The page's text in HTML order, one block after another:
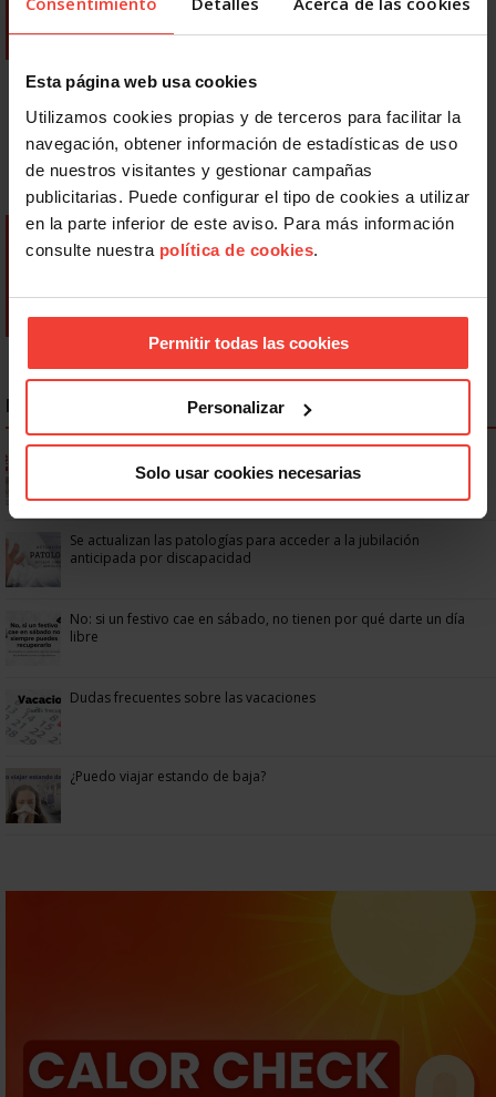
Esta página web usa cookies
Utilizamos cookies propias y de terceros para facilitar la
navegación, obtener información de estadísticas de uso
de nuestros visitantes y gestionar campañas
publicitarias. Puede configurar el tipo de cookies a utilizar
en la parte inferior de este aviso. Para más información
consulte nuestra política de cookies.
Permitir todas las cookies
Personalizar
Solo usar cookies necesarias
NOTICIAS MÁS LEÍDAS
Se actualizan las patologías para acceder a la jubilación
anticipada por discapacidad
No: si un festivo cae en sábado, no tienen por qué darte un día
libre
Dudas frecuentes sobre las vacaciones
¿Puedo viajar estando de baja?